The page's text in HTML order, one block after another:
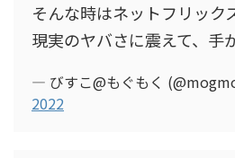
そんな時はネットフリック
現実のヤバさに震えて、手
— びすこ@もぐもく
2022